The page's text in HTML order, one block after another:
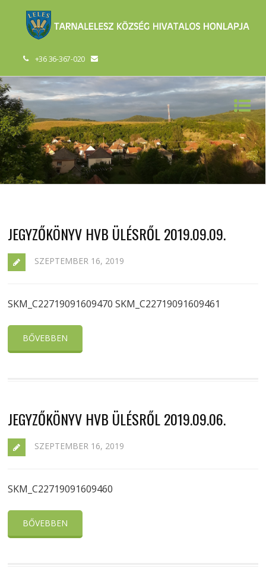
+36 36-367-020
JEGYZŐKÖNYV HVB ÜLÉSRŐL 2019.09.09.
SZEPTEMBER 16, 2019
SKM_C22719091609470 SKM_C22719091609461
BŐVEBBEN
JEGYZŐKÖNYV HVB ÜLÉSRŐL 2019.09.06.
SZEPTEMBER 16, 2019
SKM_C22719091609460
BŐVEBBEN